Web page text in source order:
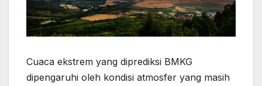
Cuaca ekstrem yang diprediksi BMKG
dipengaruhi oleh kondisi atmosfer yang masih